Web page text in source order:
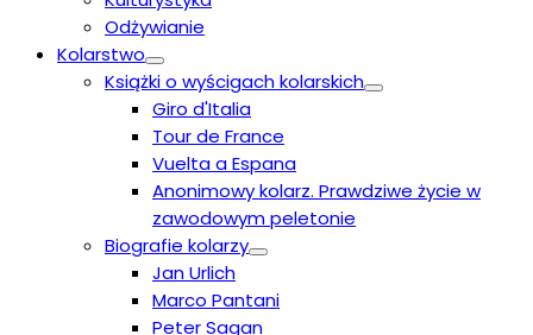
Odżywianie
Kolarstwo
Książki o wyścigach kolarskich
Giro d'Italia
Tour de France
Vuelta a Espana
Anonimowy kolarz. Prawdziwe życie w
zawodowym peletonie
Biografie kolarzy
Jan Urlich
Marco Pantani
Peter Sagan